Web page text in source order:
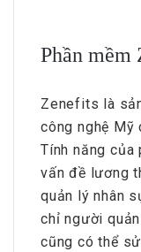
Phần mềm
Zenefits là
công nghệ Mỹ
Tính năng của
vấn đề lương
quản lý nhân
chỉ người
cũng có thể